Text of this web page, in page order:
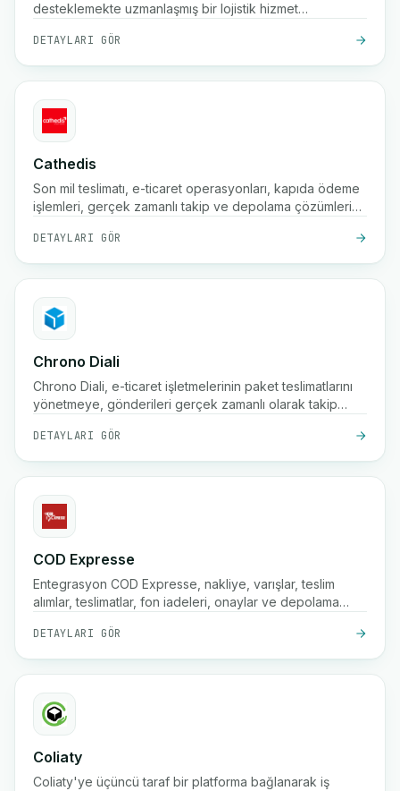
desteklemekte uzmanlaşmış bir lojistik hizmet
DETAYLARI GÖR
Cathedis
Son mil teslimatı, e-ticaret operasyonları, kapıda ödeme
işlemleri, gerçek zamanlı takip ve depolama çözümleri
DETAYLARI GÖR
Chrono Diali
Chrono Diali, e-ticaret işletmelerinin paket teslimatlarını
yönetmeye, gönderileri gerçek zamanlı olarak takip
yardımcı olan bir lojistik ve nakliye çözümüdür.
DETAYLARI GÖR
COD Expresse
Entegrasyon COD Expresse, nakliye, varışlar, teslim
alımlar, teslimatlar, fon iadeleri, onaylar ve depolama
DETAYLARI GÖR
Coliaty
Coliaty'ye üçüncü taraf bir platforma bağlanarak iş